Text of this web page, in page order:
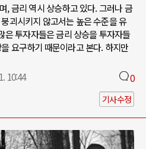
, 금리 역시 상승하고 있다. 그러나 금
괴시키지 않고서는 높은 수준을 유
은 투자자들은 금리 상승을 투자자들
요구하기 때문이라고 본다. 하지만
10:44 0
기사수정